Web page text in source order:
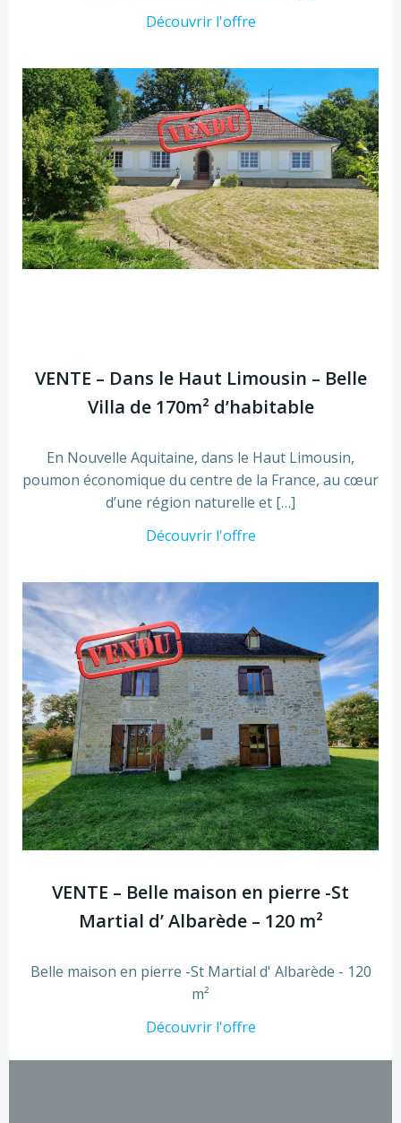
Découvrir l'offre
VENTE – Dans le Haut Limousin – Belle
Villa de 170m² d’habitable
En Nouvelle Aquitaine, dans le Haut Limousin,
poumon économique du centre de la France, au cœur
d’une région naturelle et […]
Découvrir l'offre
VENTE – Belle maison en pierre -St
Martial d’ Albarède – 120 m²
Belle maison en pierre -St Martial d' Albarède - 120
m²
Découvrir l'offre